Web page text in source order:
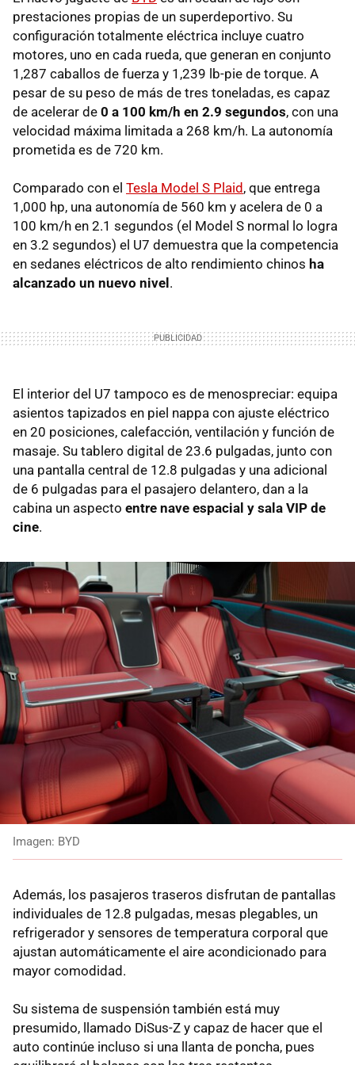
prestaciones propias de un superdeportivo. Su
configuración totalmente eléctrica incluye cuatro
motores, uno en cada rueda, que generan en conjunto
1,287 caballos de fuerza y 1,239 lb-pie de torque. A
pesar de su peso de más de tres toneladas, es capaz
de acelerar de 0 a 100 km/h en 2.9 segundos, con una
velocidad máxima limitada a 268 km/h. La autonomía
prometida es de 720 km.
Comparado con el Tesla Model S Plaid, que entrega
1,000 hp, una autonomía de 560 km y acelera de 0 a
100 km/h en 2.1 segundos (el Model S normal lo logra
en 3.2 segundos) el U7 demuestra que la competencia
en sedanes eléctricos de alto rendimiento chinos ha
alcanzado un nuevo nivel.
El interior del U7 tampoco es de menospreciar: equipa
asientos tapizados en piel nappa con ajuste eléctrico
en 20 posiciones, calefacción, ventilación y función de
masaje. Su tablero digital de 23.6 pulgadas, junto con
una pantalla central de 12.8 pulgadas y una adicional
de 6 pulgadas para el pasajero delantero, dan a la
cabina un aspecto entre nave espacial y sala VIP de
cine.
Imagen: BYD
Además, los pasajeros traseros disfrutan de pantallas
individuales de 12.8 pulgadas, mesas plegables, un
refrigerador y sensores de temperatura corporal que
ajustan automáticamente el aire acondicionado para
mayor comodidad.
Su sistema de suspensión también está muy
presumido, llamado DiSus-Z y capaz de hacer que el
auto continúe incluso si una llanta de poncha, pues